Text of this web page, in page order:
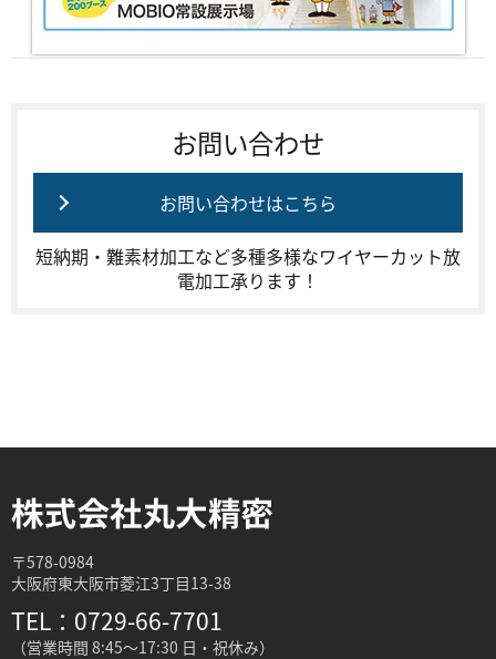
お問い合わせ
お問い合わせはこちら
短納期・難素材加工など多種多様なワイヤーカット放
電加工承ります！
〒578-0984
大阪府東大阪市菱江3丁目13-38
TEL：0729-66-7701
（営業時間 8:45～17:30 日・祝休み）